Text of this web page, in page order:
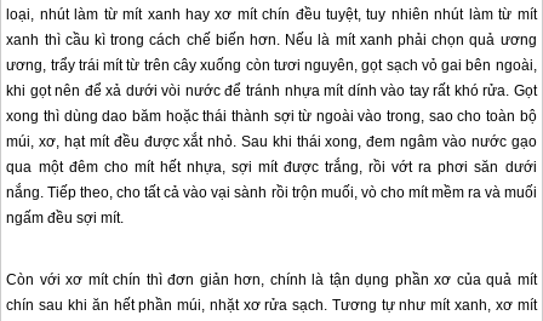
loại, nhút làm từ mít xanh hay xơ mít chín đều tuyệt, tuy nhiên nhút làm từ mít
xanh thì cầu kì trong cách chế biến hơn. Nếu là mít xanh phải chọn quả ương
ương, trẩy trái mít từ trên cây xuống còn tươi nguyên, gọt sạch vỏ gai bên ngoài,
khi gọt nên để xả dưới vòi nước để tránh nhựa mít dính vào tay rất khó rửa. Gọt
xong thì dùng dao băm hoặc thái thành sợi từ ngoài vào trong, sao cho toàn bộ
múi, xơ, hạt mít đều được xắt nhỏ. Sau khi thái xong, đem ngâm vào nước gạo
qua một đêm cho mít hết nhựa, sợi mít được trắng, rồi vớt ra phơi săn dưới
nắng. Tiếp theo, cho tất cả vào vại sành rồi trộn muối, vò cho mít mềm ra và muối
ngấm đều sợi mít.
Còn với xơ mít chín thì đơn giản hơn, chính là tận dụng phần xơ của quả mít
chín sau khi ăn hết phần múi, nhặt xơ rửa sạch. Tương tự như mít xanh, xơ mít